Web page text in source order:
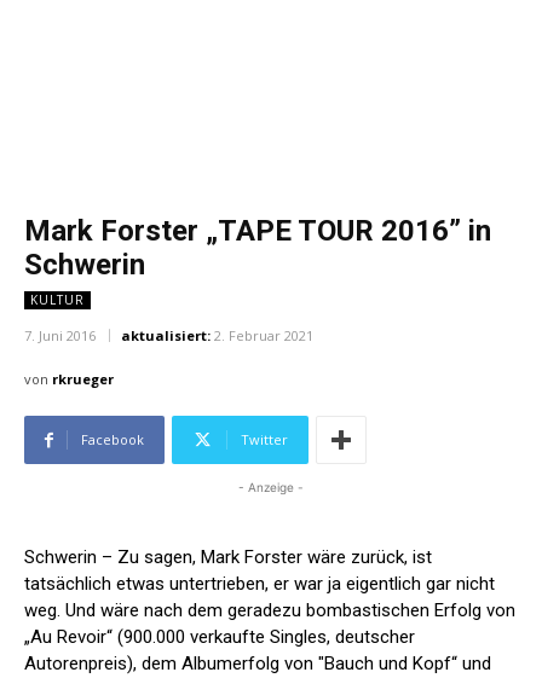
Mark Forster „TAPE TOUR 2016” in
Schwerin
KULTUR
7. Juni 2016 aktualisiert: 2. Februar 2021
von rkrueger
Facebook Twitter
- Anzeige -
Schwerin – Zu sagen, Mark Forster wäre zurück, ist
tatsächlich etwas untertrieben, er war ja eigentlich gar nicht
weg. Und wäre nach dem geradezu bombastischen Erfolg von
„Au Revoir“ (900.000 verkaufte Singles, deutscher
Autorenpreis), dem Albumerfolg von "Bauch und Kopf“ und